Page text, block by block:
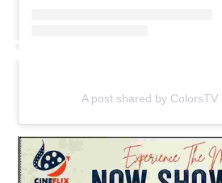
A post shared by ColorsTV